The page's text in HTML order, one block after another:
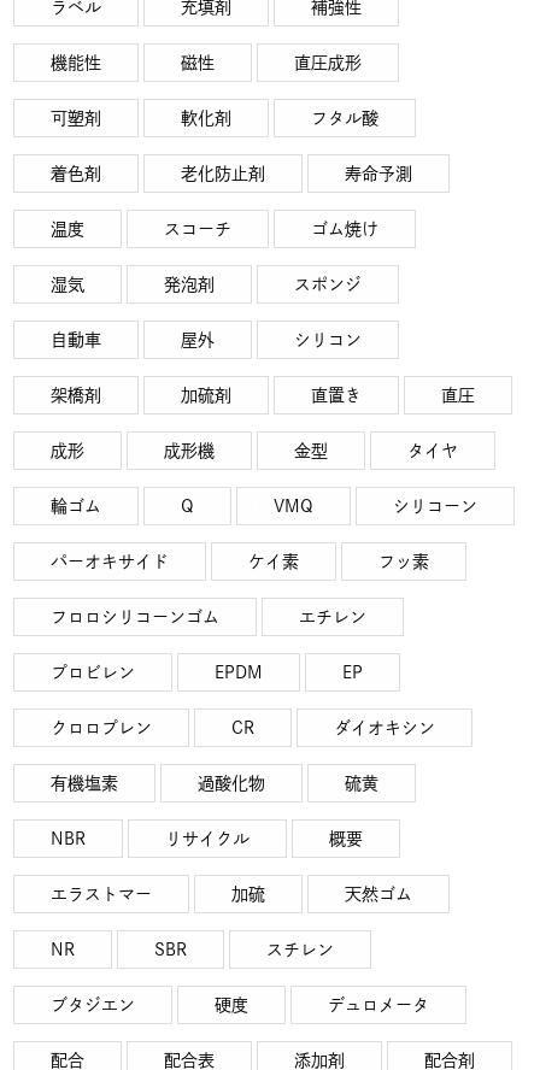
ラベル 充填剤 補強性
機能性 磁性 直圧成形
可塑剤 軟化剤 フタル酸
着色剤 老化防止剤 寿命予測
温度 スコーチ ゴム焼け
湿気 発泡剤 スポンジ
自動車 屋外 シリコン
架橋剤 加硫剤 直置き 直圧
成形 成形機 金型 タイヤ
輪ゴム Q VMQ シリコーン
パーオキサイド ケイ素 フッ素
フロロシリコーンゴム エチレン
プロビレン EPDM EP
クロロプレン CR ダイオキシン
有機塩素 過酸化物 硫黄
NBR リサイクル 概要
エラストマー 加硫 天然ゴム
NR SBR スチレン
ブタジエン 硬度 デュロメータ
配合 配合表 添加剤 配合剤